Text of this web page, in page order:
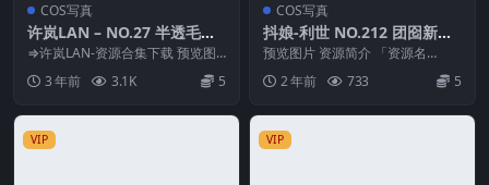
COS写真
许岚LAN – NO.27 半透毛衣
[40P-568M]
⇒许岚LAN-资源合集下载 预览图
片 资源简介 「资源名称」：许岚L
AN – N...
3 年前 3.1K 5
COS写真
抖娘-利世 NO.212 团囵新娘
[55P2V-808M]
预览图片 资源简介 「资源名
称」：抖娘-利世 NO.212 团囵新
娘[55P2V...
2 年前 733 5
VIP VIP